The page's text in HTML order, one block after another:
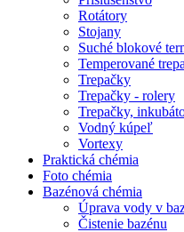
Rotátory
Stojany
Suché blokové
Temperované
Trepačky
Trepačky - rolery
Trepačky,
Vodný kúpeľ
Vortexy
Praktická chémia
Foto chémia
Bazénová chémia
Úprava vody v
Čistenie bazénu